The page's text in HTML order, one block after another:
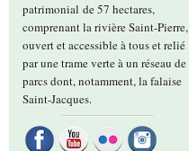
patrimonial de 57 hectares,
comprenant la rivière Saint-Pierre,
ouvert et accessible à tous et relié
par une trame verte à un réseau de
parcs dont, notamment, la falaise
Saint-Jacques.